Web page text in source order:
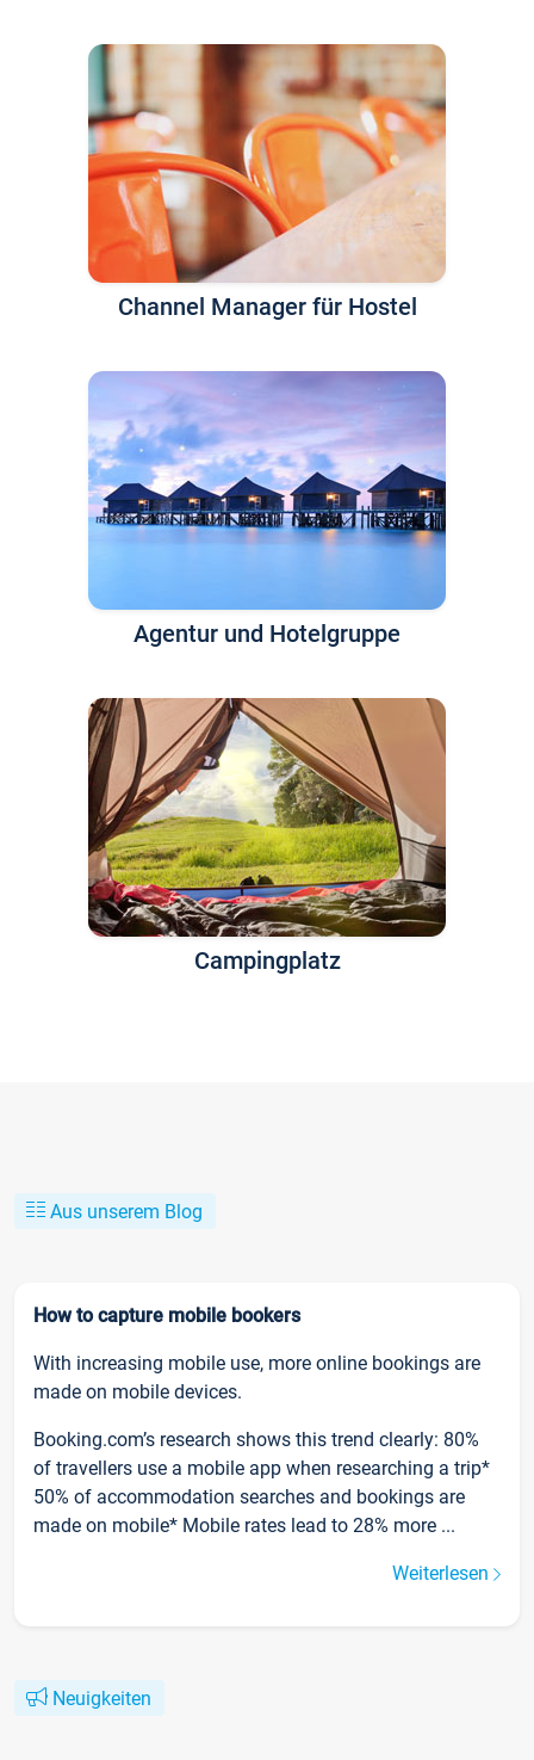
Channel Manager für Hostel
Agentur und Hotelgruppe
Campingplatz
Aus unserem Blog
How to capture mobile bookers
With increasing mobile use, more online bookings are
made on mobile devices.
Booking.com’s research shows this trend clearly: 80%
of travellers use a mobile app when researching a trip*
50% of accommodation searches and bookings are
made on mobile* Mobile rates lead to 28% more ...
Weiterlesen
Neuigkeiten